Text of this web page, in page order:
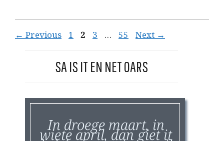
← Previous Page
1 Page
2 Page
3 … Page
55 Next →
SA IS IT EN NET OARS
In droege maart, in
wiete april, dan giet it